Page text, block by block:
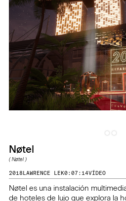
Nøtel
(Nøtel)
2018LAWRENCE LEK0:07:14VÍDEO
Nøtel es una instalación
de hoteles de lujo que explora la